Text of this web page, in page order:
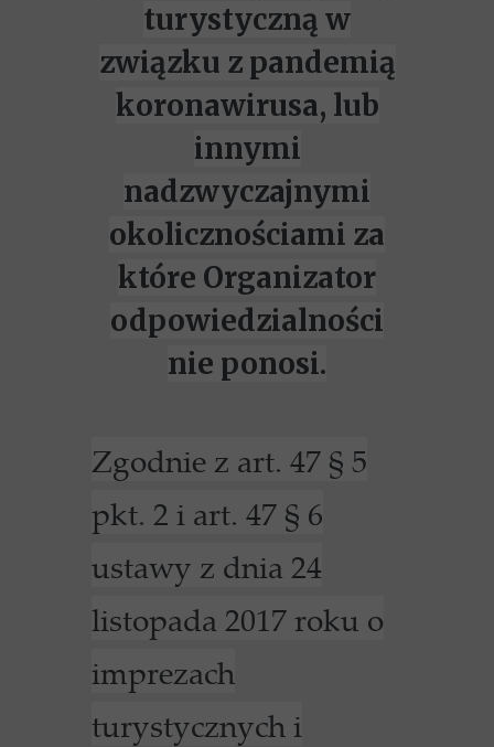
turystyczną w
związku z pandemią
koronawirusa, lub
innymi
nadzwyczajnymi
okolicznościami za
które Organizator
odpowiedzialności
nie ponosi.
Zgodnie z art. 47 § 5
pkt. 2 i art. 47 § 6
ustawy z dnia 24
listopada 2017 roku o
imprezach
turystycznych i